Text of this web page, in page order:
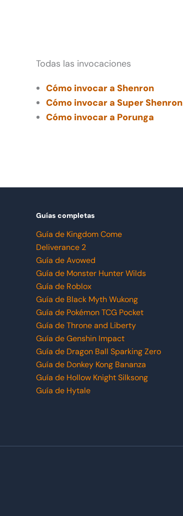
Todas las invocaciones
Cómo invocar a Shenron
Cómo invocar a Super Shenron
Cómo invocar a Porunga
Guías completas
Guía de Kingdom Come
Deliverance 2
Guía de Avowed
Guía de Monster Hunter Wilds
Guía de Roblox
Guía de Black Myth Wukong
Guía de Pokémon TCG Pocket
Guía de Throne and Liberty
Guía de Genshin Impact
Guía de Dragon Ball Sparking Zero
Guía de Donkey Kong Bananza
Guía de Hollow Knight Silksong
Guía de Hytale